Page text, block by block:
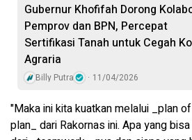
Gubernur Khofifah Dorong
Pemprov dan BPN, Percepat
Sertifikasi Tanah untuk Cegah
Agraria
Billy Putra 11/04/2026
"Maka ini kita kuatkan melalui _plan
plan_ dari Rakornas ini. Apa yang